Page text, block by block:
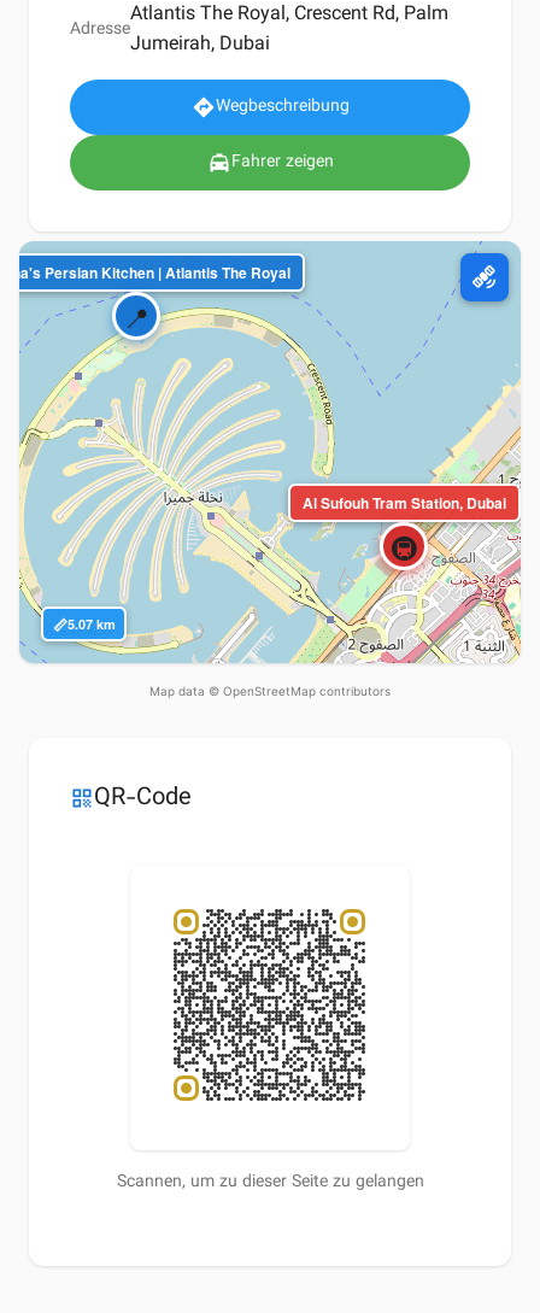
AdresseAtlantis The Royal, Crescent Rd, Palm
Jumeirah, Dubai
directionsWegbeschreibung
local_taxiFahrer zeigen
Persian Kitchen | Atlantis The Royal
📍
Al Sufouh Tram Station, Dubai
🚇
📏5.07 km
satellite_alt
Map data © OpenStreetMap contributors
qr_codeQR-Code
Scannen, um zu dieser Seite zu gelangen